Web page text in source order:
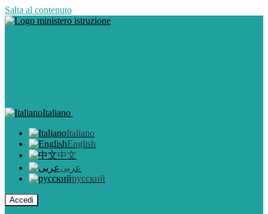
Salta al contenuto
Italiano
Italiano
English
中文
عربى
русский
Accedi